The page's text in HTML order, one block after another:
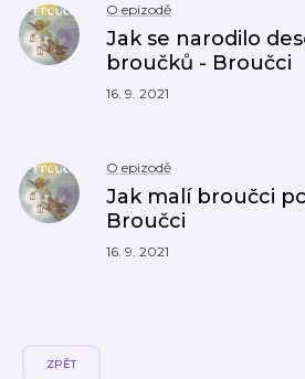
O epizodě
Jak se narodilo
broučků - Broučci
16. 9. 2021
O epizodě
Jak malí broučci
Broučci
16. 9. 2021
ZPĚT